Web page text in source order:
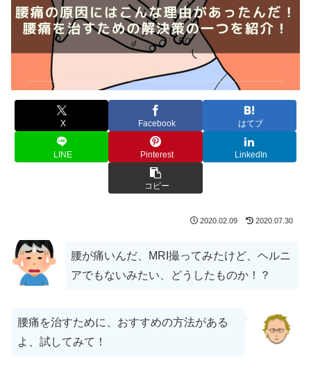
X Facebook はてブ
LINE Pinterest LinkedIn
コピー
2020.02.09 2020.07.30
腰が痛いんだ、MRI撮ってみたけど、ヘルニ
アでもないみたい、どうしたものか！？
腰痛を治すために、おすすめの方法がある
よ、試してみて！